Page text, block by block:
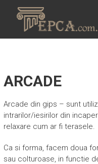
content
LUCRARI DIN GIPS
LEPCA.COM.MD
ARCADE
Arcade din gips – sunt
intrarilor/iesirilor din
relaxare cum ar fi terasele.
Ca si forma, facem doua
sau colturoase, in functie